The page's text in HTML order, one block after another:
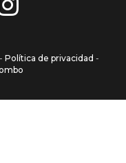
- Política de privacidad -